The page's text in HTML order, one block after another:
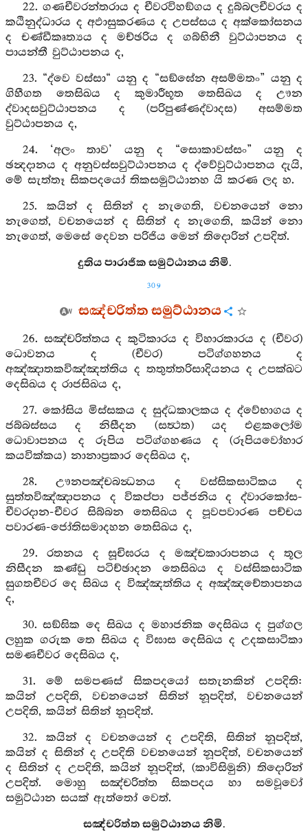
22. ගණචීවරන්තරාය ද චීවරවිහඞ්ගය ද දුබ්බලචීවරය ද
කඨිනුද්ධාරය ද අඵාසුකරණය ද උපස්සය ද අක්කෝසනය
ද චණ්ඩීකෘත්‍යය ද මච්ඡරිය ද ගබ්භිනී වුට්ඨාපනය ද
පායන්තී වුට්ඨාපනය ද,
23. “ද්වෙ වස්සා“ යනු ද “සඞ්ඝේන අසම්මතං” යනු ද
ගිහීගත තෙසිඛය ද කුමාරීභූත තෙසිඛය ද ඌන
ද්වාදසවුට්ඨාපනය ද (පරිපුණ්ණද්වාදස) අසම්මත
වුට්ඨාපනය ද,
24. ‘අලං තාව’ යනු ද “සොකාවස්සං” යනු ද
ඡන්‍දදානය ද අනුවස්සවුට්ඨාපනය ද ද්වේවුට්ඨාපනය දැයි,
මේ සැත්තෑ සිකපදයෝ තිකසමුට්ඨානහ යි කරණ ලද හ.
25. කයින් ද සිතින් ද නැගෙති, වචනයෙන් නො
නැගෙත්, වචනයෙන් ද සිතින් ද නැගෙති, කයින් නො
නැගෙත්, මෙසේ දෙවන පරිජිය මෙන් තිදොරින් උපදිත්.
දුතිය පාරාජික සමුට්ඨානය නිමි.
309
සඤ්චරිත්ත සමුට්ඨානය
26. සඤ්චරිත්තය ද කුටිකාරය ද විහාරකාරය ද (චීවර)
ධොවනය ද (චීවර) පටිග්ගහනය ද
අඤ්ඤාතකවිඤ්ඤත්තිය ද තතුත්තරිසාදියනය ද උපක්ඛට
දෙසිඛය ද රාජසිඛය ද,
27. කෝසිය මිස්සකය ද සුද්ධකාලකය ද ද්වේභාගය ද
ජබ්බස්සය ද නිසීදන (සත්‍ථත) යද එළකලෝම
ධොවාපනය ද රූපිය පටිග්ගහණය ද (රූපියවෝහාර
කයවික්කය) නානාප්‍රකාර දෙසිඛය ද,
28. ඌනපඤ්චබන්‍ධනය ද වස්සිකසාටිකය ද
සුත්තවිඤ්ඤාපනය ද විකප්පා පජ්ජනිය ද ද්වාරකෝස-
චීවරදාන-චීවර සිබ්බන තෙසිඛය ද පූවපවාරණ පච්චය
පවාරණ-ජෝතිසමාදහන තෙසිඛය ද,
29. රතනය ද සූචිඝරය ද මඤ්චකාරාපනය ද තූල
නිසීදන කණ්ඩු පටිච්ඡාදන තෙසිඛය ද වස්සිකසාටික
සුගතචීවර දෙ සිඛය ද විඤ්ඤත්තිය ද අඤ්ඤචේතාපනය
ද,
30. සඞ්ඝික දෙ සිඛය ද මහාජනික දෙසිඛය ද පුග්ගල
ලහුක ගරුක තෙ සිඛය ද විඝාස දෙසිඛය ද උදකසාටිකා
සමණචීවර දෙසිඛය ද,
31. මේ සමපණස් සිකපදයෝ සතැනකින් උපදිති:
කයින් උපදිති, වචනයෙන් සිතින් නූපදිත්, වචනයෙන්
උපදිති, කයින් සිතින් නූපදිත්.
32. කයින් ද වචනයෙන් ද උපදිති, සිතින් නූපදිත්,
කයින් ද සිතින් ද උපදිති වචනයෙන් නූපදිත්, වචනයෙන්
ද සිතින් ද උපදිති, කයින් නූපදිත්, (කාවිසිමුනි) තිදොරින්
උපදිත්. මොහු සඤ්චරිත්ත සිකපදය හා සමවූවෝ
සමුට්ඨාන සයක් ඇත්තෝ වෙත්.
සඤ්චරිත්ත සමුට්ඨානය නිමි.